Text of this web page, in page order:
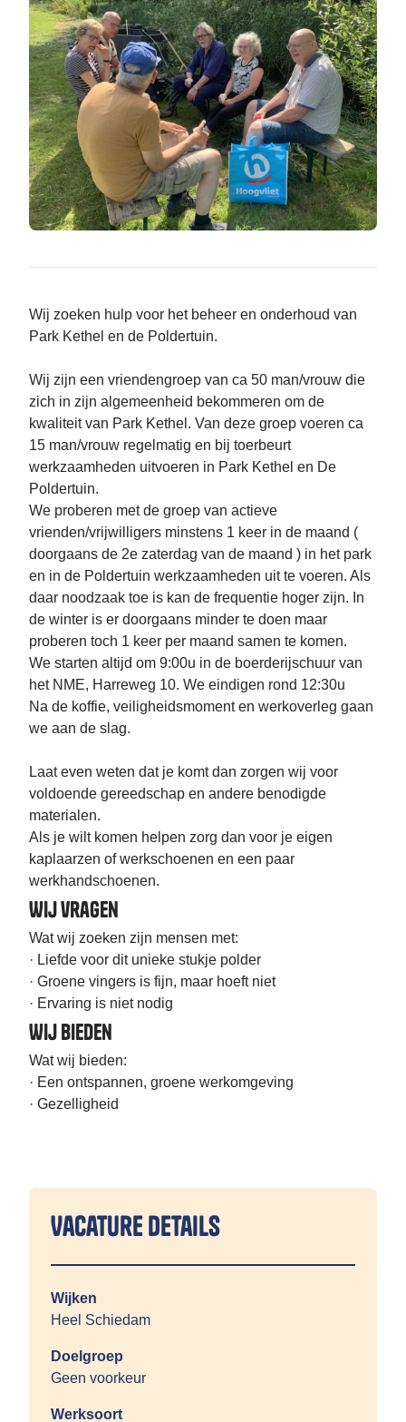
Wij zoeken hulp voor het beheer en onderhoud van
Park Kethel en de Poldertuin.
Wij zijn een vriendengroep van ca 50 man/vrouw die
zich in zijn algemeenheid bekommeren om de
kwaliteit van Park Kethel. Van deze groep voeren ca
15 man/vrouw regelmatig en bij toerbeurt
werkzaamheden uitvoeren in Park Kethel en De
Poldertuin.
We proberen met de groep van actieve
vrienden/vrijwilligers minstens 1 keer in de maand (
doorgaans de 2e zaterdag van de maand ) in het park
en in de Poldertuin werkzaamheden uit te voeren. Als
daar noodzaak toe is kan de frequentie hoger zijn. In
de winter is er doorgaans minder te doen maar
proberen toch 1 keer per maand samen te komen.
We starten altijd om 9:00u in de boerderijschuur van
het NME, Harreweg 10. We eindigen rond 12:30u
Na de koffie, veiligheidsmoment en werkoverleg gaan
we aan de slag.
Laat even weten dat je komt dan zorgen wij voor
voldoende gereedschap en andere benodigde
materialen.
Als je wilt komen helpen zorg dan voor je eigen
kaplaarzen of werkschoenen en een paar
werkhandschoenen.
Wij vragen
Wat wij zoeken zijn mensen met:
· Liefde voor dit unieke stukje polder
· Groene vingers is fijn, maar hoeft niet
· Ervaring is niet nodig
Wij bieden
Wat wij bieden:
· Een ontspannen, groene werkomgeving
· Gezelligheid
Vacature details
Wijken
Heel Schiedam
Doelgroep
Geen voorkeur
Werksoort